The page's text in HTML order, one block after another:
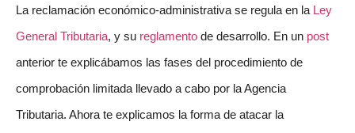
La reclamación económico-administrativa se regula en la Ley
General Tributaria, y su reglamento de desarrollo. En un post
anterior te explicábamos las fases del procedimiento de
comprobación limitada llevado a cabo por la Agencia
Tributaria. Ahora te explicamos la forma de atacar la